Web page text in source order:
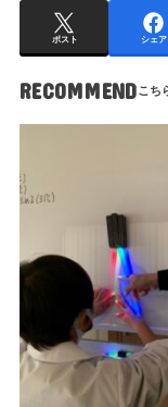
ポスト シェア
RECOMMEND